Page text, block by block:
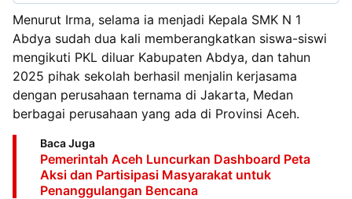
Menurut Irma, selama ia menjadi Kepala SMK N 1
Abdya sudah dua kali memberangkatkan siswa-siswi
mengikuti PKL diluar Kabupaten Abdya, dan tahun
2025 pihak sekolah berhasil menjalin kerjasama
dengan perusahaan ternama di Jakarta, Medan
berbagai perusahaan yang ada di Provinsi Aceh.
Baca Juga
Pemerintah Aceh Luncurkan Dashboard Peta
Aksi dan Partisipasi Masyarakat untuk
Penanggulangan Bencana